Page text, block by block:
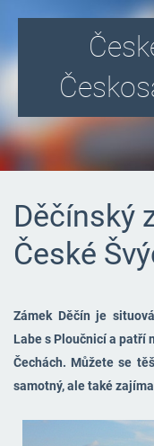
Děčínský
České
Zámek Děčín je
Labe s Ploučnicí a patří
Čechách. Můžete se
samotný, ale také